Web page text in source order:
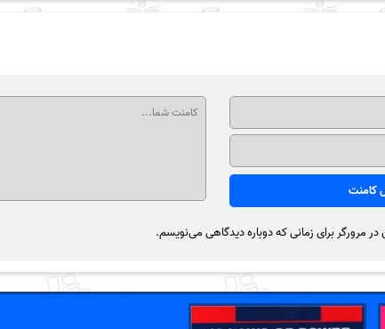
مرورگر برای زمانی که دوباره دیدگاهی می‌نویسم.